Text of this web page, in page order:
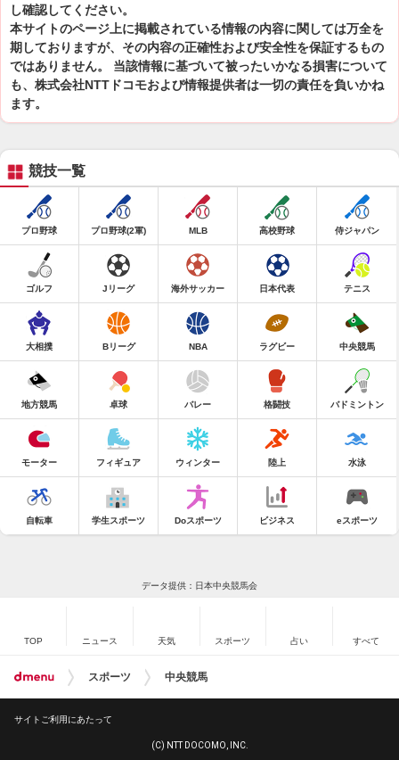
し確認してください。
本サイトのページ上に掲載されている情報の内容に関しては万全を
期しておりますが、その内容の正確性および安全性を保証するもの
ではありません。 当該情報に基づいて被ったいかなる損害について
も、株式会社NTTドコモおよび情報提供者は一切の責任を負いかね
ます。
競技一覧
プロ野球 プロ野球(2軍) MLB 高校野球 侍ジャパン
ゴルフ Jリーグ 海外サッカー 日本代表 テニス
大相撲 Bリーグ NBA ラグビー 中央競馬
地方競馬 卓球 バレー 格闘技 バドミントン
モーター フィギュア ウィンター 陸上 水泳
自転車 学生スポーツ Doスポーツ ビジネス eスポーツ
データ提供：日本中央競馬会
TOP ニュース 天気 スポーツ 占い すべて
スポーツ 中央競馬
サイトご利用にあたって
(C) NTT DOCOMO, INC.